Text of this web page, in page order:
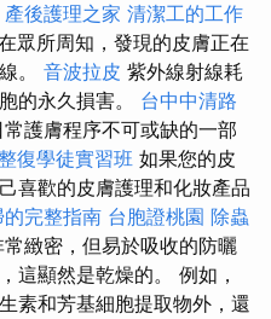
產後護理之家 清潔工的工作
眾所周知，發現的皮膚正在
。 音波拉皮 紫外線射線耗
的永久損害。 台中中清路
護膚程序不可或缺的一部
復學徒實習班 如果您的皮
喜歡的皮膚護理和化妝產品
的完整指南 台胞證桃園 除蟲
緻密，但易於吸收的防曬
這顯然是乾燥的。 例如，
素和芳基細胞提取物外，還